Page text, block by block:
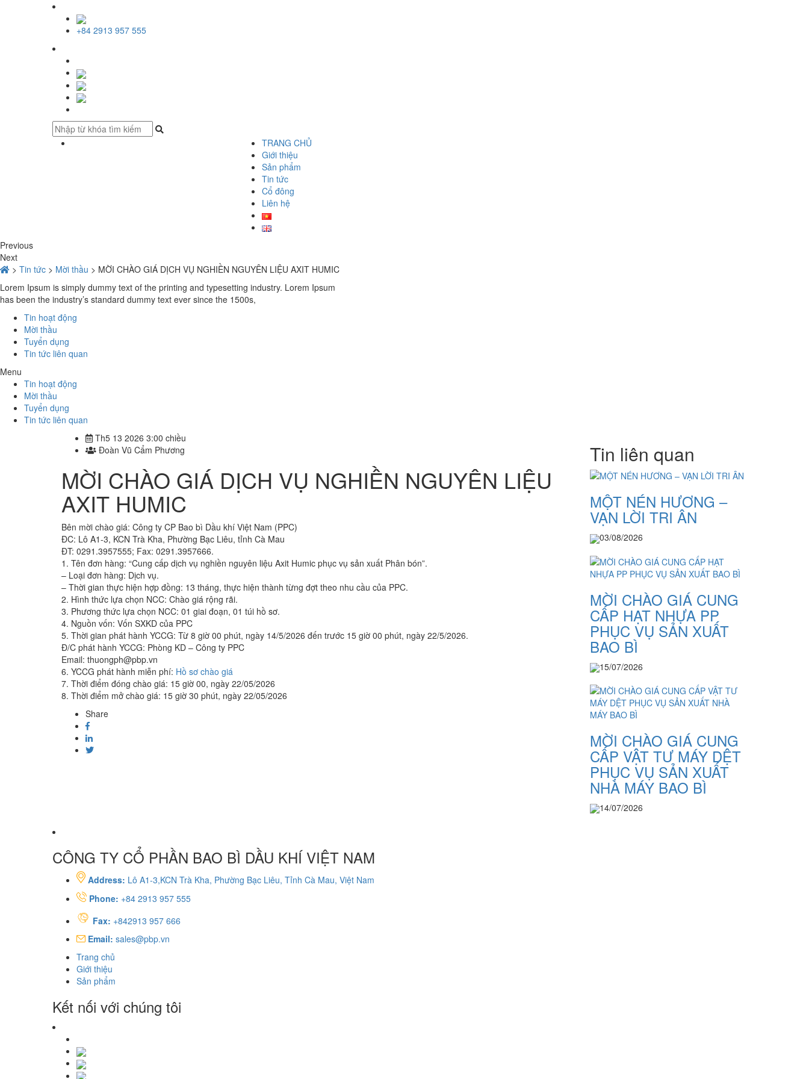
+84 2913 957 555
TRANG CHỦ
Giới thiệu
Sản phẩm
Tin tức
Cổ đông
Liên hệ
Previous
Next
> Tin tức > Mời thầu > MỜI CHÀO GIÁ DỊCH VỤ NGHIỀN NGUYÊN LIỆU AXIT HUMIC
Lorem Ipsum is simply dummy text of the printing and typesetting industry. Lorem Ipsum
has been the industry’s standard dummy text ever since the 1500s,
Tin hoạt động
Mời thầu
Tuyển dụng
Tin tức liên quan
Menu
Tin hoạt động
Mời thầu
Tuyển dụng
Tin tức liên quan
Th5 13 2026 3:00 chiều
Đoàn Vũ Cẩm Phương
MỜI CHÀO GIÁ DỊCH VỤ NGHIỀN NGUYÊN LIỆU
AXIT HUMIC
Bên mời chào giá: Công ty CP Bao bì Dầu khí Việt Nam (PPC)
ĐC: Lô A1-3, KCN Trà Kha, Phường Bạc Liêu, tỉnh Cà Mau
ĐT: 0291.3957555; Fax: 0291.3957666.
1. Tên đơn hàng: “Cung cấp dịch vụ nghiền nguyên liệu Axit Humic phục vụ sản xuất Phân bón”.
– Loại đơn hàng: Dịch vụ.
– Thời gian thực hiện hợp đồng: 13 tháng, thực hiện thành từng đợt theo nhu cầu của PPC.
2. Hình thức lựa chọn NCC: Chào giá rộng rãi.
3. Phương thức lựa chọn NCC: 01 giai đoạn, 01 túi hồ sơ.
4. Nguồn vốn: Vốn SXKD của PPC
5. Thời gian phát hành YCCG: Từ 8 giờ 00 phút, ngày 14/5/2026 đến trước 15 giờ 00 phút, ngày 22/5/2026.
Đ/C phát hành YCCG: Phòng KD – Công ty PPC
Email: thuongph@pbp.vn
6. YCCG phát hành miễn phí: Hồ sơ chào giá
7. Thời điểm đóng chào giá: 15 giờ 00, ngày 22/05/2026
8. Thời điểm mở chào giá: 15 giờ 30 phút, ngày 22/05/2026
Share
Tin liên quan
MỘT NÉN HƯƠNG –
VẠN LỜI TRI ÂN
03/08/2026
MỜI CHÀO GIÁ CUNG
CẤP HẠT NHỰA PP
PHỤC VỤ SẢN XUẤT
BAO BÌ
15/07/2026
MỜI CHÀO GIÁ CUNG
CẤP VẬT TƯ MÁY DỆT
PHỤC VỤ SẢN XUẤT
NHÀ MÁY BAO BÌ
14/07/2026
CÔNG TY CỔ PHẦN BAO BÌ DẦU KHÍ VIỆT NAM
Address: Lô A1-3,KCN Trà Kha, Phường Bạc Liêu, Tỉnh Cà Mau, Việt Nam
Phone: +84 2913 957 555
Fax: +842913 957 666
Email: sales@pbp.vn
Trang chủ
Giới thiệu
Sản phẩm
Kết nối với chúng tôi